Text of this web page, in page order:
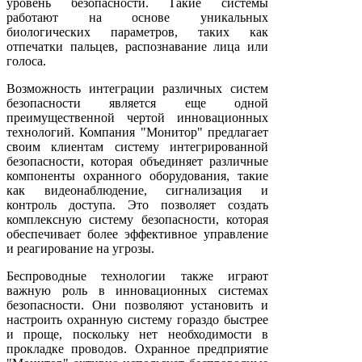
работают на основе уникальных
биологических параметров, таких как
отпечатки пальцев, распознавание лица или
голоса.
Возможность интеграции различных систем
безопасности является еще одной
преимущественной чертой инновационных
технологий. Компания "Монитор" предлагает
своим клиентам систему интегрированной
безопасности, которая объединяет различные
компоненты охранного оборудования, такие
как видеонаблюдение, сигнализация и
контроль доступа. Это позволяет создать
комплексную систему безопасности, которая
обеспечивает более эффективное управление
и реагирование на угрозы.
Беспроводные технологии также играют
важную роль в инновационных системах
безопасности. Они позволяют установить и
настроить охранную систему гораздо быстрее
и проще, поскольку нет необходимости в
прокладке проводов. Охранное предприятие